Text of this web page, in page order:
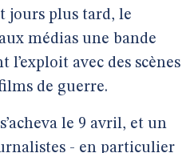
jours plus tard, le
médias une bande
avec des scènes
de guerre.
le 9 avril, et un
- en particulier